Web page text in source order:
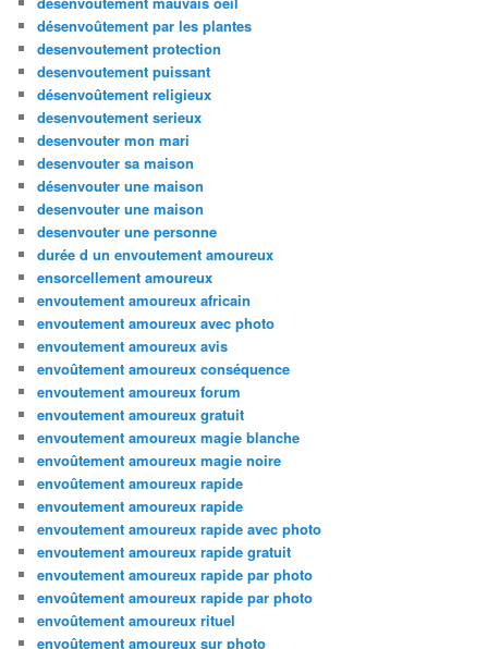
désenvoûtement par les plantes
desenvoutement protection
desenvoutement puissant
désenvoûtement religieux
desenvoutement serieux
desenvouter mon mari
desenvouter sa maison
désenvouter une maison
desenvouter une maison
desenvouter une personne
durée d un envoutement amoureux
ensorcellement amoureux
envoutement amoureux africain
envoutement amoureux avec photo
envoutement amoureux avis
envoûtement amoureux conséquence
envoutement amoureux forum
envoutement amoureux gratuit
envoutement amoureux magie blanche
envoûtement amoureux magie noire
envoûtement amoureux rapide
envoutement amoureux rapide
envoutement amoureux rapide avec photo
envoutement amoureux rapide gratuit
envoutement amoureux rapide par photo
envoûtement amoureux rapide par photo
envoûtement amoureux rituel
envoûtement amoureux sur photo